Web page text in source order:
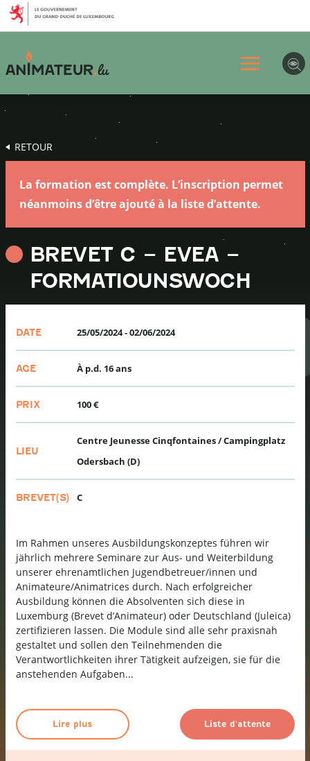
Aller
au
menu
principal
Aller
au
contenu
Aller
au
pied
page
RETOUR
La formation est complète. L’inscription permet
néanmoins d’être ajouté à la liste d’attente.
BREVET C – EVEA –
FORMATIOUNSWOCH
DATE 25/05/2024-02/06/2024
AGE À p.d. 16 ans
PRIX 100 €
LIEU
Centre Jeunesse Cinqfontaines / Campingplatz
Odersbach (D)
BREVET(S) C
Im Rahmen unseres Ausbildungskonzeptes führen wir
jährlich mehrere Seminare zur Aus- und Weiterbildung
unserer ehrenamtlichen Jugendbetreuer/innen und
Animateure/Animatrices durch. Nach erfolgreicher
Ausbildung können die Absolventen sich diese in
Luxemburg (Brevet d’Animateur) oder Deutschland (Juleica)
zertifizieren lassen. Die Module sind alle sehr praxisnah
gestaltet und sollen den Teilnehmenden die
Verantwortlichkeiten ihrer Tätigkeit aufzeigen, sie für die
anstehenden Aufgaben...
Lire plus Liste d'attente